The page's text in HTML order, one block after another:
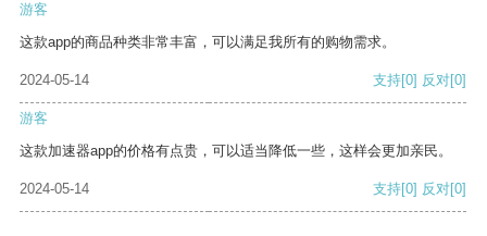
游客
这款app的商品种类非常丰富，可以满足我所有的购物需求。
2024-05-14 支持[0] 反对[0]
游客
这款加速器app的价格有点贵，可以适当降低一些，这样会更加亲民。
2024-05-14 支持[0] 反对[0]